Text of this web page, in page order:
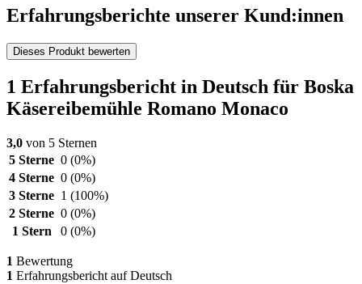
Erfahrungsberichte unserer Kund:innen
Dieses Produkt bewerten
1 Erfahrungsbericht in Deutsch für Boska
Käsereibemühle Romano Monaco
3,0 von 5 Sternen
5 Sterne 0 (0%)
4 Sterne 0 (0%)
3 Sterne 1 (100%)
2 Sterne 0 (0%)
1 Stern
0 (0%)
1 Bewertung
1 Erfahrungsbericht auf Deutsch